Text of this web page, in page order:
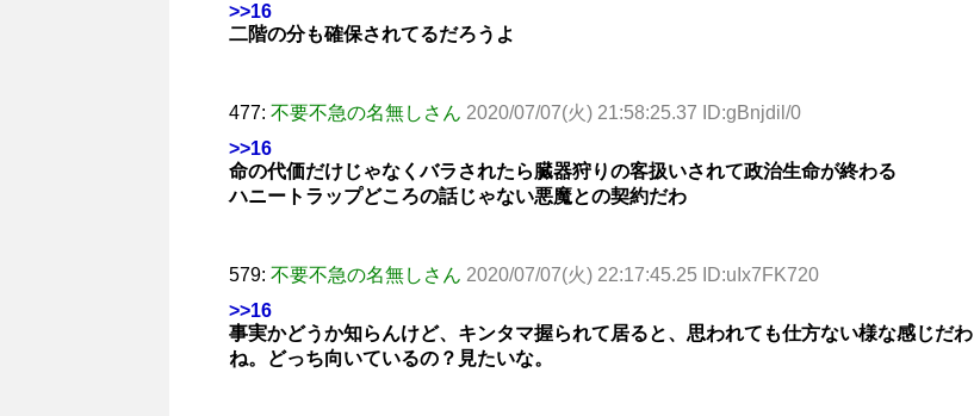
>>16
二階の分も確保されてるだろうよ
477: 不要不急の名無しさん 2020/07/07(火) 21:58:25.37 ID:gBnjdil/0
>>16
命の代価だけじゃなくバラされたら臓器狩りの客扱いされて政治生命が終わる
ハニートラップどころの話じゃない悪魔との契約だわ
579: 不要不急の名無しさん 2020/07/07(火) 22:17:45.25 ID:uIx7FK720
>>16
事実かどうか知らんけど、キンタマ握られて居ると、思われても仕方ない様な感じだわ
ね。どっち向いているの？見たいな。